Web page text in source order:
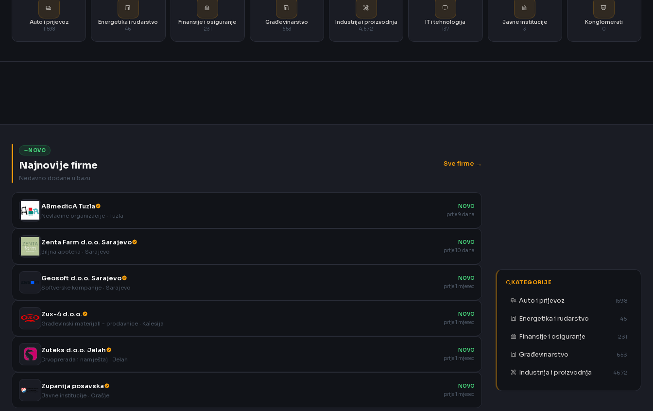
Auto i prijevoz
1.598
Energetika i rudarstvo
46
Finansije i osiguranje
231
Građevinarstvo
653
Industrija i proizvodnja
4.672
IT i tehnologija
137
Javne institucije
3
Konglomerati
0
NOVO
Najnovije firme
Nedavno dodane u bazu
Sve firme →
ABmedicA Tuzla
Nevladine organizacije · Tuzla
NOVO
prije 9 dana
Zenta Farm d.o.o. Sarajevo
Biljna apoteka · Sarajevo
NOVO
prije 10 dana
Geosoft d.o.o. Sarajevo
Softverske kompanije · Sarajevo
NOVO
prije 1 mjesec
Zux-4 d.o.o.
Građevinski materijali - prodavnice · Kalesija
NOVO
prije 1 mjesec
Zuteks d.o.o. Jelah
Drvoprerada i namještaj · Jelah
NOVO
prije 1 mjesec
Zupanija posavska
Javne institucije · Orašje
NOVO
prije 1 mjesec
KATEGORIJE
Auto i prijevoz 1598
Energetika i rudarstvo 46
Finansije i osiguranje 231
Građevinarstvo 653
Industrija i proizvodnja 4672